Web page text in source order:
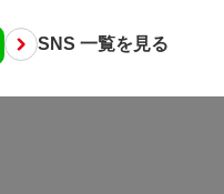
SNS 一覧を見る